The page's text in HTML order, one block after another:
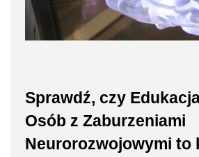
Sprawdź, czy
Osób z Zaburzeniami
Neurorozwojowymi to